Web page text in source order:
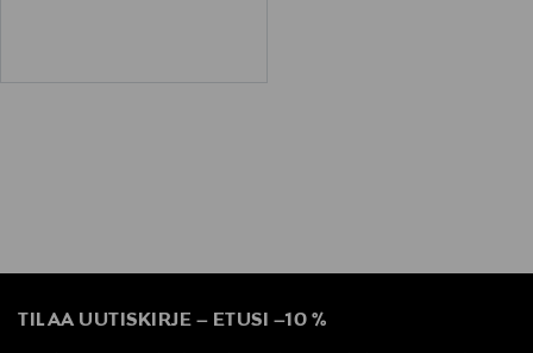
TILAA UUTISKIRJE – ETUSI –10 %